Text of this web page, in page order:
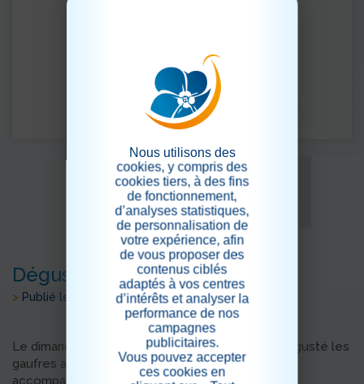
Dégustation de gaufres
> Publié le 29/01/2023
Le dimanche 29 janvier après-midi nous avons dégusté les
gaufres accompagnées de chantilly, de chocolat
accompagné d'un verre de cidre.
Nous utilisons des
cookies, y compris des
cookies tiers, à des fins
de fonctionnement,
d’analyses statistiques,
de personnalisation de
votre expérience, afin
de vous proposer des
contenus ciblés
adaptés à vos centres
d’intérêts et analyser la
performance de nos
campagnes
publicitaires.
Vous pouvez accepter
ces cookies en